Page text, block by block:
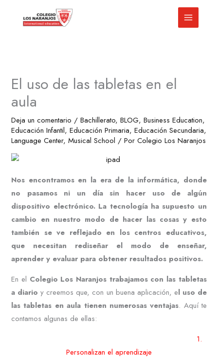
El uso de las tabletas en el
aula
Deja un comentario /Bachillerato,BLOG,Business Education,
Educación Infantil,Educación Primaria,Educación Secundaria,
Language Center,Musical School / PorColegio Los Naranjos
Nos encontramos en la era de la informática, donde
no pasamos ni un día sin hacer uso de algún
dispositivo electrónico. La tecnología ha supuesto un
cambio en nuestro modo de hacer las cosas y esto
también se ve reflejado en los centros educativos,
que necesitan rediseñar el modo de enseñar,
aprender y evaluar para obtener resultados positivos.
En el Colegio Los Naranjos trabajamos con las tabletas
a diario y creemos que, con un buena aplicación, el uso de
las tabletas en aula tienen numerosas ventajas. Aquí te
contamos algunas de ellas:
1.
Personalizan el aprendizaje